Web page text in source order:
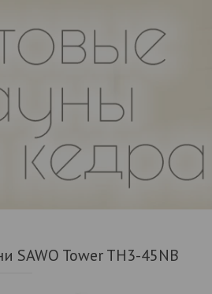
SAWO Tower TH3-45NB